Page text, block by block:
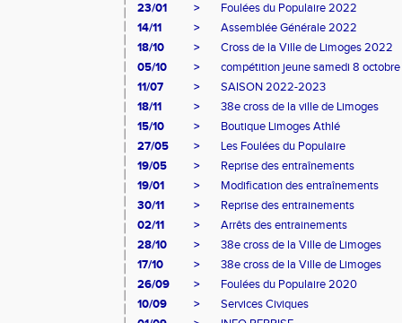
23/01
>
Foulées du Populaire 2022
14/11
>
Assemblée Générale 2022
18/10
>
Cross de la Ville de Limoges 2022
05/10
>
compétition jeune samedi 8 octobre
11/07
>
SAISON 2022-2023
18/11
>
38e cross de la ville de Limoges
15/10
>
Boutique Limoges Athlé
27/05
>
Les Foulées du Populaire
19/05
>
Reprise des entraînements
19/01
>
Modification des entraînements
30/11
>
Reprise des entrainements
02/11
>
Arrêts des entrainements
28/10
>
38e cross de la Ville de Limoges
17/10
>
38e cross de la Ville de Limoges
26/09
>
Foulées du Populaire 2020
10/09
>
Services Civiques